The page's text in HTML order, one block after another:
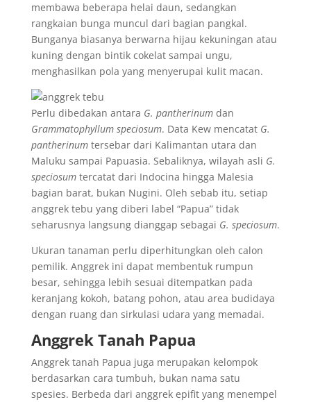
membawa beberapa helai daun, sedangkan
rangkaian bunga muncul dari bagian pangkal.
Bunganya biasanya berwarna hijau kekuningan atau
kuning dengan bintik cokelat sampai ungu,
menghasilkan pola yang menyerupai kulit macan.
Perlu dibedakan antara G. pantherinumdan
Grammatophyllum speciosum. Data Kew mencatat G.
pantherinumtersebar dari Kalimantan utara dan
Maluku sampai Papuasia. Sebaliknya, wilayah asli G.
speciosumtercatat dari Indocina hingga Malesia
bagian barat, bukan Nugini. Oleh sebab itu, setiap
anggrek tebu yang diberi label “Papua” tidak
seharusnya langsung dianggap sebagai G. speciosum.
Ukuran tanaman perlu diperhitungkan oleh calon
pemilik. Anggrek ini dapat membentuk rumpun
besar, sehingga lebih sesuai ditempatkan pada
keranjang kokoh, batang pohon, atau area budidaya
dengan ruang dan sirkulasi udara yang memadai.
Anggrek Tanah Papua
Anggrek tanah Papua juga merupakan kelompok
berdasarkan cara tumbuh, bukan nama satu
spesies. Berbeda dari anggrek epifit yang menempel